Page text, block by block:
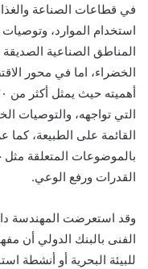
في قطاعات الصناعة
استخدام الموارد، وتوصيات
المناطق الصناعية
الخضراء، اما في محور
التي تواجهه، والتوصيات
القائمة على الطبيعة،
بالموضوعات المتعلقة مثل
القدرات ورفع الوعي.
وقد استعرضت المهندسة
الفنى بالبنك الدولي أن
للبيئة البحرية أو أنشطة